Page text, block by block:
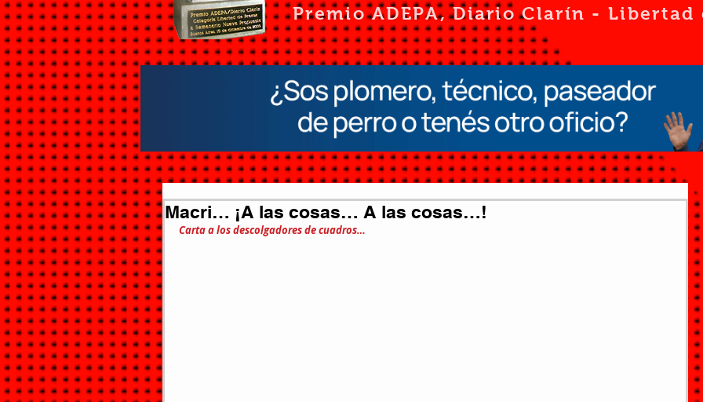
Premio ADEPA, Diario Clarín - Libertad
Macri… ¡A las cosas… A las cosas…!
Carta a los descolgadores de cuadros…